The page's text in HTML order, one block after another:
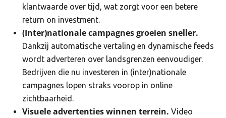
klantwaarde over tijd, wat zorgt voor een betere
return on investment.
(Inter)nationale campagnes groeien sneller.
Dankzij automatische vertaling en dynamische feeds
wordt adverteren over landsgrenzen eenvoudiger.
Bedrijven die nu investeren in (inter)nationale
campagnes lopen straks voorop in online
zichtbaarheid.
Visuele advertenties winnen terrein. Video